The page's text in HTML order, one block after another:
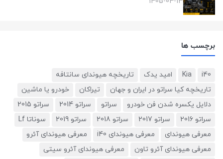
برچسب ها
i40
Kia امید یدک
تاریخچه هیوندای سانتافه
تاریخچه کیا سراتو در ایران و جهان
تیراکان
خودرو یا ماشین
دلایل یکسره شدن فن خودرو
سراتو سراتو 2014
سراتو 2015
سراتو 2016
سراتو 2017 سراتو 2018 سراتو 2019
سوناتا Lf
معرفی هیوندای
معرفی هیوندای i40
معرفی هیوندای آئرو
معرفی هیوندای آئرو تاون
معرفی هیوندای آئرو سیتی